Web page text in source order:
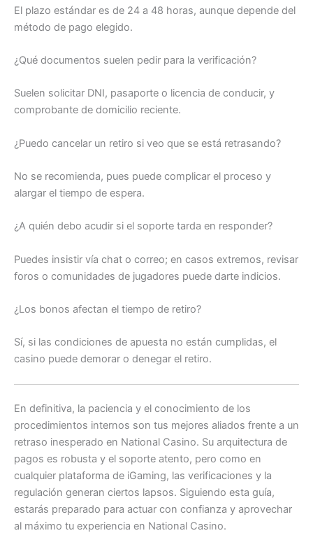
El plazo estándar es de 24 a 48 horas, aunque depende del
método de pago elegido.
¿Qué documentos suelen pedir para la verificación?
Suelen solicitar DNI, pasaporte o licencia de conducir, y
comprobante de domicilio reciente.
¿Puedo cancelar un retiro si veo que se está retrasando?
No se recomienda, pues puede complicar el proceso y
alargar el tiempo de espera.
¿A quién debo acudir si el soporte tarda en responder?
Puedes insistir vía chat o correo; en casos extremos, revisar
foros o comunidades de jugadores puede darte indicios.
¿Los bonos afectan el tiempo de retiro?
Sí, si las condiciones de apuesta no están cumplidas, el
casino puede demorar o denegar el retiro.
En definitiva, la paciencia y el conocimiento de los
procedimientos internos son tus mejores aliados frente a un
retraso inesperado en National Casino. Su arquitectura de
pagos es robusta y el soporte atento, pero como en
cualquier plataforma de iGaming, las verificaciones y la
regulación generan ciertos lapsos. Siguiendo esta guía,
estarás preparado para actuar con confianza y aprovechar
al máximo tu experiencia en National Casino.